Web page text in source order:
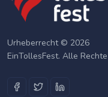
Urheberrecht © 2026
EinTollesFest. Alle